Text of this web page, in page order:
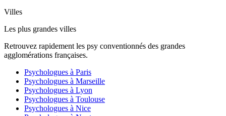
Villes
Les plus grandes villes
Retrouvez rapidement les psy conventionnés des grandes
agglomérations françaises.
Psychologues à Paris
Psychologues à Marseille
Psychologues à Lyon
Psychologues à Toulouse
Psychologues à Nice